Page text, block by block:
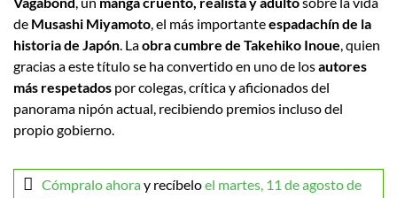
de Musashi Miyamoto, el más importanteespadachín de la
historia de Japón. Laobra cumbre de Takehiko Inoue, quien
gracias a este título se ha convertido en uno de losautores
más respetados por colegas, crítica y aficionados del
panorama nipón actual, recibiendo premios incluso del
propio gobierno.
Cómpralo ahoray recíbeloel martes, 11 de agosto de